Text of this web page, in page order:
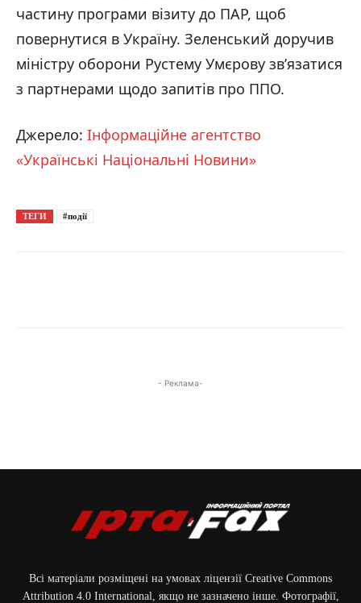
частину програми візиту до ПАР, щоб
повернутися в Україну. Зеленський доручив
міністру оборони Рустему Умєрову звʼязатися
з партнерами щодо запитів про ППО.
Джерело: Інформаційне агентство
«Українські Національні Новини»
ТЕГИ #події
- Реклама-
Всі матеріали розміщені на умовах ліцензії Creative Commons
Attribution 4.0 International, якщо не зазначено інше. Фотографії,